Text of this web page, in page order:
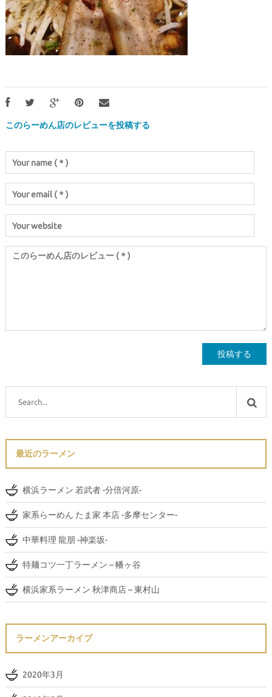
このらーめん店のレビューを投稿する
最近のラーメン
横浜ラーメン 若武者 -分倍河原-
家系らーめん たま家 本店 -多摩センター-
中華料理 龍朋 -神楽坂-
特麺コツ一丁ラーメン – 幡ヶ谷
横浜家系ラーメン 秋津商店 – 東村山
ラーメンアーカイブ
2020年3月